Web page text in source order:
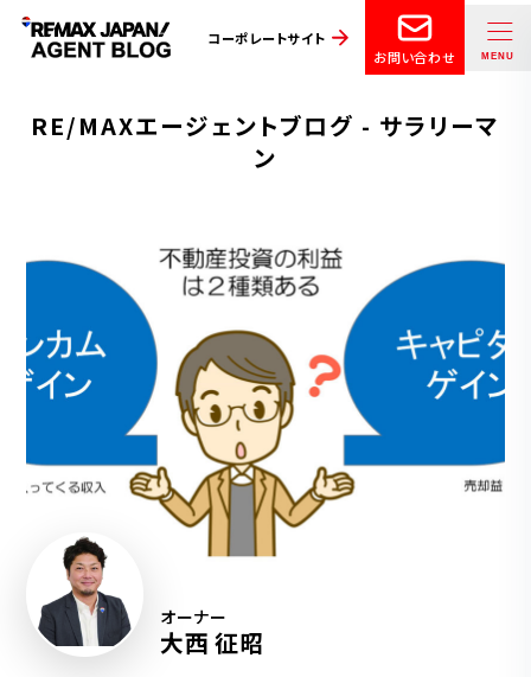
コーポレートサイト
お問い合わせ
RE/MAXエージェントブログ - サラリーマ
ン
オーナー
大西 征昭